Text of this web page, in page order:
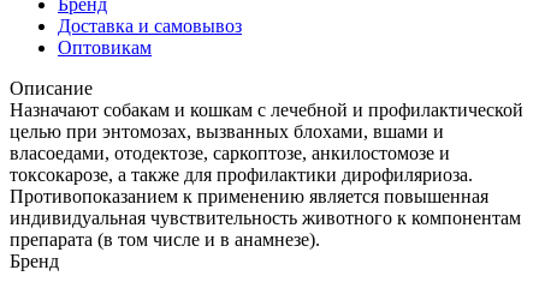
Бренд
Доставка и самовывоз
Оптовикам
Описание
Назначают собакам и кошкам с лечебной и профилактической
целью при энтомозах, вызванных блохами, вшами и
власоедами, отодектозе, саркоптозе, анкилостомозе и
токсокарозе, а также для профилактики дирофиляриоза.
Противопоказанием к применению является повышенная
индивидуальная чувствительность животного к компонентам
препарата (в том числе и в анамнезе).
Бренд